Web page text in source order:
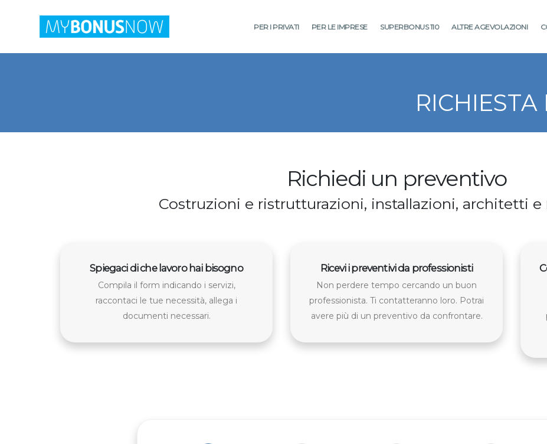
PER I PRIVATI PER LE IMPRESE SUPERBONUS 110 ALTRE AGEVOLAZIONI
Richiedi un preventivo
Costruzioni e ristrutturazioni, installazioni, architetti
Spiegaci di che lavoro hai bisogno
Compila il form indicando i servizi,
raccontaci le tue necessità, allega i
documenti necessari.
Ricevi i preventivi da professionisti
Non perdere tempo cercando un buon
professionista. Ti contatteranno loro. Potrai
avere più di un preventivo da confrontare.